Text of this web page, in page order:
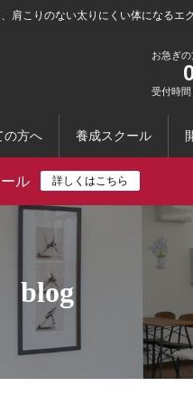
こりのない太りにくい体になるエ
お急ぎ
受付時
の方へ 養成スクール
ル 詳しくはこちら
blog